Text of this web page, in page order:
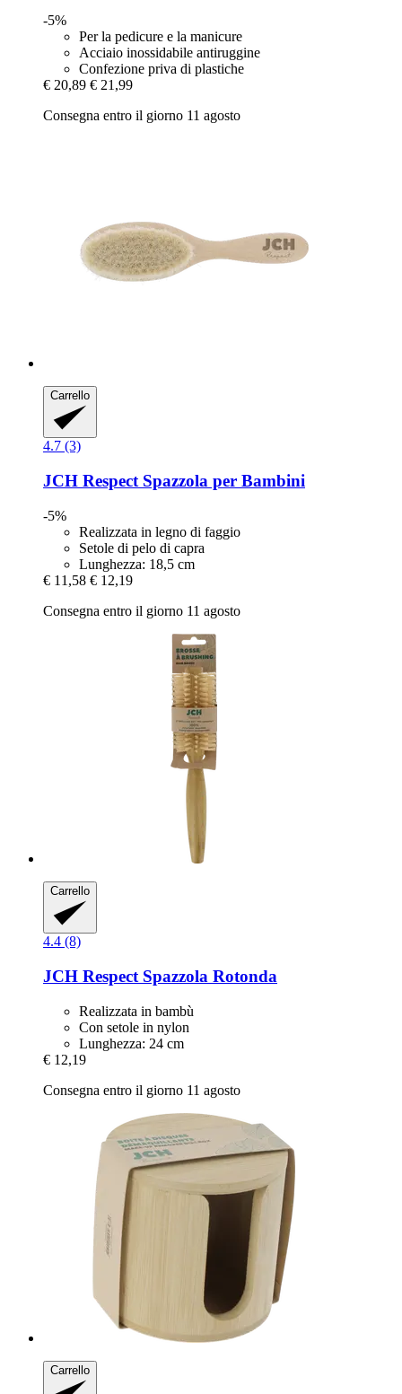
-5%
Per la pedicure e la manicure
Acciaio inossidabile antiruggine
Confezione priva di plastiche
€ 20,89 € 21,99
Consegna entro il giorno 11 agosto
Carrello
4.7 (3)
JCH Respect Spazzola per Bambini
-5%
Realizzata in legno di faggio
Setole di pelo di capra
Lunghezza: 18,5 cm
€ 11,58 € 12,19
Consegna entro il giorno 11 agosto
Carrello
4.4 (8)
JCH Respect Spazzola Rotonda
Realizzata in bambù
Con setole in nylon
Lunghezza: 24 cm
€ 12,19
Consegna entro il giorno 11 agosto
Carrello